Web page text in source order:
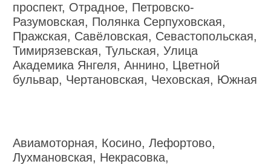
проспект, Отрадное, Петровско-
Разумовская, Полянка Серпуховская,
Пражская, Савёловская, Севастопольская,
Тимирязевская, Тульская, Улица
Академика Янгеля, Аннино, Цветной
бульвар, Чертановская, Чеховская, Южная
Авиамоторная, Косино, Лефортово,
Лухмановская, Некрасовка,